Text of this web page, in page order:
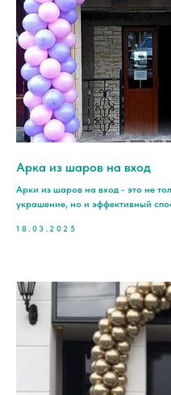
Арка из шаров на вход
Арки из шаров на вход - это не
украшение, но и эффективный
18.03.2025